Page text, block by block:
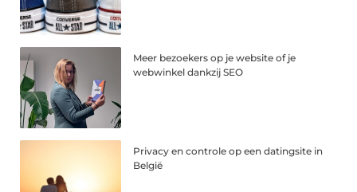
Meer bezoekers op je website of je
webwinkel dankzij SEO
Privacy en controle op een datingsite in
België